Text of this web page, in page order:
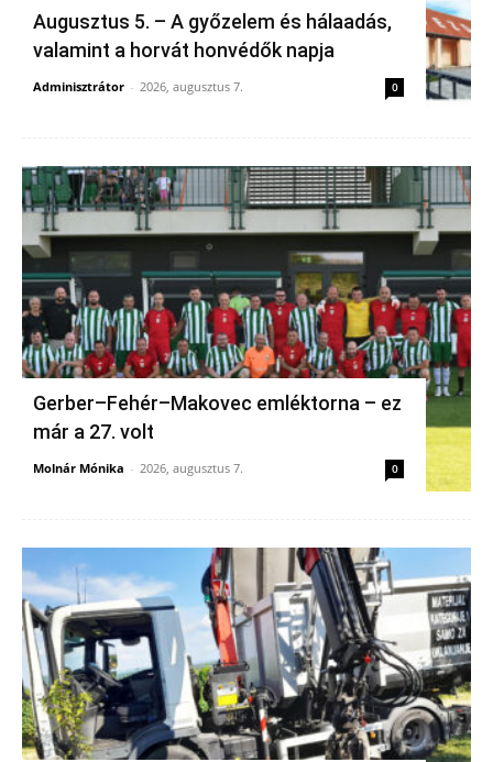
Augusztus 5. – A győzelem és hálaadás,
valamint a horvát honvédők napja
Adminisztrátor - 2026, augusztus 7. 0
Gerber–Fehér–Makovec emléktorna – ez
már a 27. volt
Molnár Mónika - 2026, augusztus 7. 0